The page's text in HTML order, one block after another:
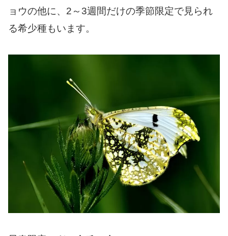
ョウの他に、2～3週間だけの季節限定で見られ
る希少種もいます。